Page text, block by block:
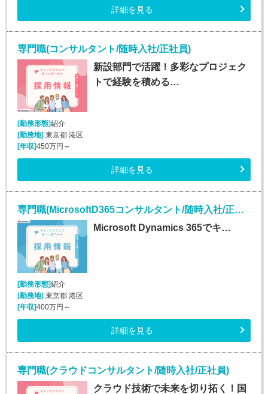
詳細を見る
専門職(コンサルタント/随時入社/正社員)
新設部門で活躍！多彩なプロジェク
トで経験を積める…
[勤務形態]紹介
[勤務地] 東京都 港区
[年収]450万円～
詳細を見る
専門職(MicrosoftD365コンサルタント/随時入社/正社員)
Microsoft Dynamics 365でキ…
[勤務形態]紹介
[勤務地] 東京都 港区
[年収]400万円～
詳細を見る
専門職(クラウドコンサルタント/随時入社/正社員)
クラウド技術で未来を切り拓く！国